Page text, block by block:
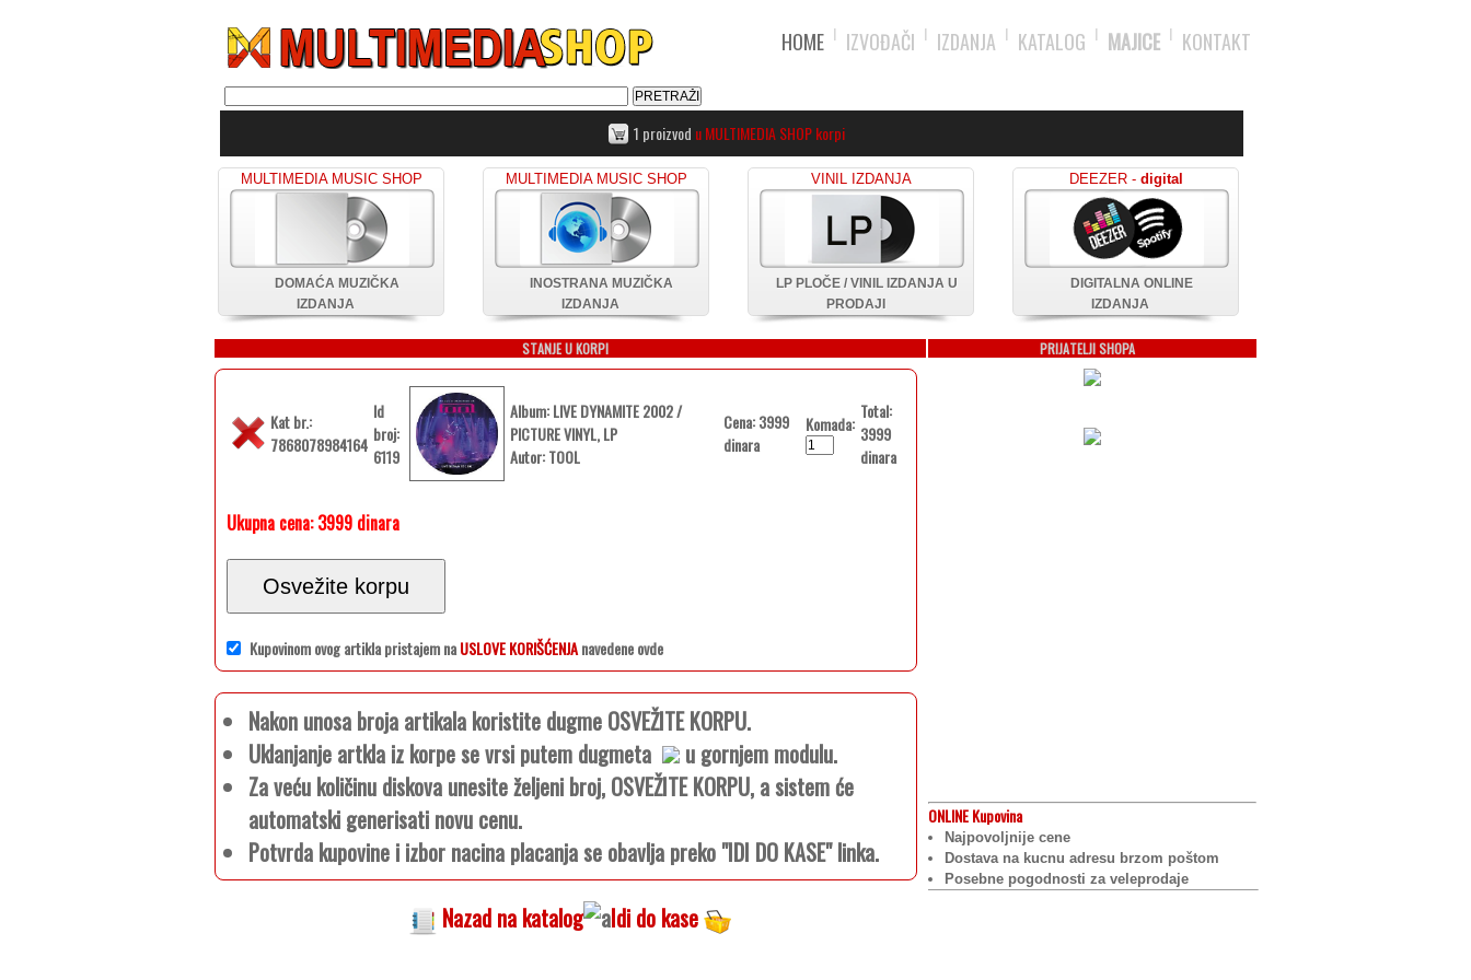
HOME IZVOĐAČI IZDANJA KATALOG MAJICE KONTAKT
1 proizvod u MULTIMEDIA SHOP korpi
MULTIMEDIA MUSIC SHOP
DOMAĆA MUZIČKA
IZDANJA
MULTIMEDIA MUSIC SHOP
INOSTRANA MUZIČKA
IZDANJA
VINIL IZDANJA
LP PLOČE / VINIL IZDANJA U
PRODAJI
DEEZER - digital
DIGITALNA ONLINE
IZDANJA
STANJE U KORPI
Kat br.:
7868078984164
Id
broj:
6119
Album: LIVE DYNAMITE 2002 /
PICTURE VINYL, LP
Autor: TOOL
Cena: 3999
dinara
Komada:
Total:
3999
dinara
Ukupna cena:3999 dinara
Osvežite korpu
Kupovinom ovog artikla pristajem naUSLOVE KORIŠĆENJAnavedene ovde
Nakon unosa broja artikala koristite dugme OSVEŽITE KORPU.
Uklanjanje artkla iz korpe se vrsi putem dugmeta
u gornjem modulu.
Za veću količinu diskova unesite željeni broj, OSVEŽITE KORPU, a sistem će
automatski generisati novu cenu.
Potvrda kupovine i izbor nacina placanja se obavlja preko "IDI DO KASE" linka.
Nazad na katalog
Idi do kase
PRIJATELJI SHOPA
ONLINEKupovina
Najpovoljnije cene
Dostava na kucnu adresu brzom poštom
Posebne pogodnosti za veleprodaje